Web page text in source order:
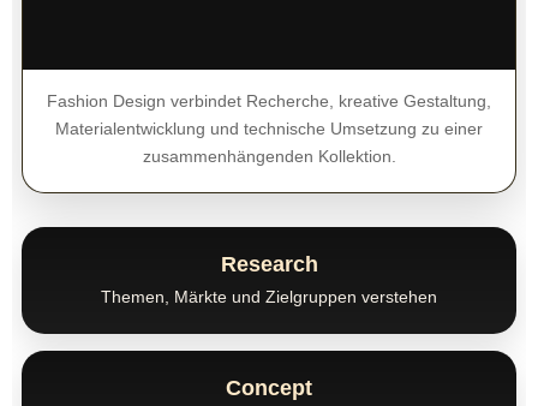
Fashion Design verbindet Recherche, kreative Gestaltung,
Materialentwicklung und technische Umsetzung zu einer
zusammenhängenden Kollektion.
Research
Themen, Märkte und Zielgruppen verstehen
Concept